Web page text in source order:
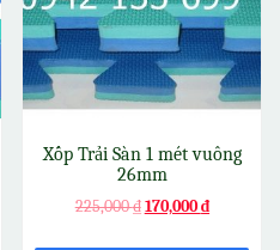
Xốp Trải Sàn 1 mét vuông
26mm
225,000₫170,000₫